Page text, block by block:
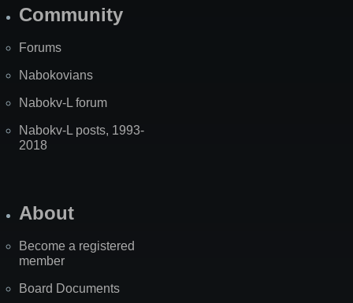
Community
Forums
Nabokovians
Nabokv-L forum
Nabokv-L posts, 1993-
2018
About
Become a registered
member
Board Documents